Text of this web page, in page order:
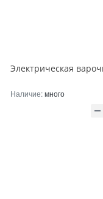
Наличие:много